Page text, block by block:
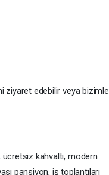
ziyaret edebilir veya bizimle
kahvaltı, modern
pansiyon, iş toplantıları